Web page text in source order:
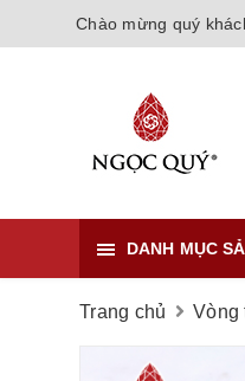
Chào mừng quý
DANH MỤC
Trang chủ Vòng